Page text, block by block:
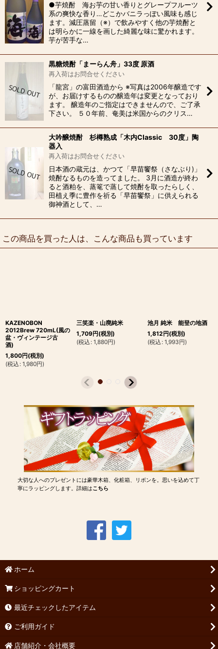
●芋焼酎 海お芋の甘い香りとグレープフルーツ
系の爽快な香り…どこかバニラっぽい風味も感じ
ます。減圧蒸留（※）で飲みやすく他の芋焼酎と
は明らかに一線を画した綺麗な味に驚かれます。
芋が苦手な…
黒糖焼酎「まーらん舟」33度 原酒
再入荷はお問合せください
「龍宮」の富田酒造から ※写真は2006年醸造です
が、お届けするものの醸造年は変更となっており
ます。 醸造年のご指定はできませんので、ご了承
下さい。 ５０年前、奄美は米国からのクリス…
大吟醸焼酎 杉樽熟成「木内Classic 30度」陶
器入
再入荷はお問合せください
日本酒の蔵元は、かつて「早苗饗祭（さなぶり)」
焼酎なるものを造ってました。 3月に酒造が終わ
ると酒粕を、蒸篭で蒸して焼酎を取ったらしく、
田植え季に豊作を祈る「早苗饗祭」に供えられる
御神酒として、…
この商品を買った人は、こんな商品も買っています
KAZENOBON
2012Brew 720mL(風の
盆・ヴィンテージ古
酒)
1,800円(税別)
(税込 : 1,980円)
三笑楽・山廃純米
1,709円(税別)
(税込 : 1,880円)
池月 純米 能登の地酒
1,812円(税別)
(税込 : 1,993円)
大切な人へのプレゼントには豪華木箱、化粧箱、リボンを。思いを込めて丁
寧にラッピングします。詳細はこちら
ホーム
ショッピングカート
最近チェックしたアイテム
ご利用ガイド
店舗紹介・会社概要